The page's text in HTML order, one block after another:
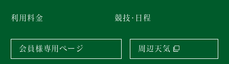
利用料金 競技・日程
会員様専用ページ 周辺天気